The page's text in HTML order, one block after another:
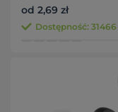
od 2,69 zł
Dostępność: 31466